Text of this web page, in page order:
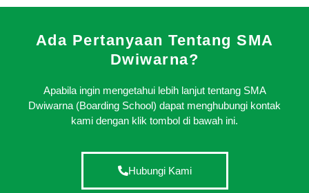
Ada Pertanyaan Tentang SMA
Dwiwarna?
Apabila ingin mengetahui lebih lanjut tentang SMA
Dwiwarna (Boarding School) dapat menghubungi kontak
kami dengan klik tombol di bawah ini.
Hubungi Kami